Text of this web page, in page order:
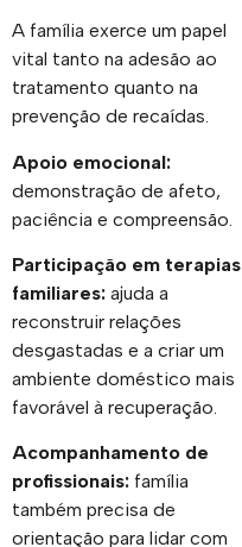
A família exerce um papel
vital tanto na adesão ao
tratamento quanto na
prevenção de recaídas.
Apoio emocional:
demonstração de afeto,
paciência e compreensão.
Participação em terapias
familiares: ajuda a
reconstruir relações
desgastadas e a criar um
ambiente doméstico mais
favorável à recuperação.
Acompanhamento de
profissionais: família
também precisa de
orientação para lidar com